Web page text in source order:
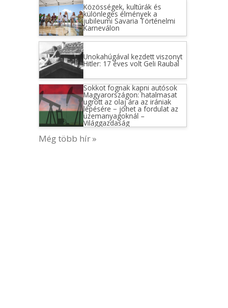
Közösségek, kultúrák és
különleges élmények a
jubileumi Savaria Történelmi
Karneválon
Unokahúgával kezdett viszonyt
Hitler: 17 éves volt Geli Raubal
Sokkot fognak kapni autósok
Magyarországon: hatalmasat
ugrott az olaj ára az irániak
lépésére − jöhet a fordulat az
üzemanyagoknál –
Világgazdaság
Még több hír »